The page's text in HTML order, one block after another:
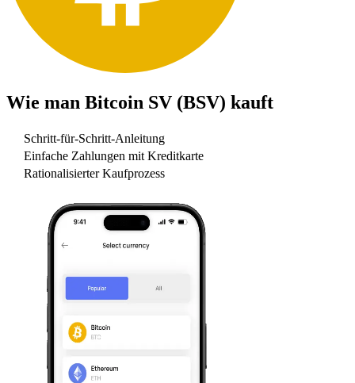
Wie man Bitcoin SV (BSV) kauft
Schritt-für-Schritt-Anleitung
Einfache Zahlungen mit Kreditkarte
Rationalisierter Kaufprozess